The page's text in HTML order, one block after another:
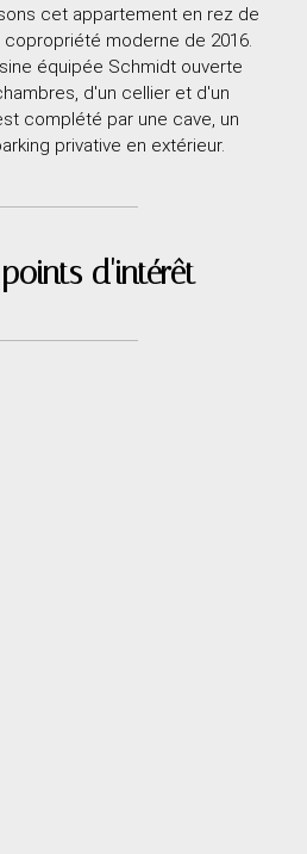
cet appartement en rez de
moderne de 2016.
équipée Schmidt ouverte
d'un cellier et d'un
complété par une cave, un
privative en extérieur.
d'intérêt